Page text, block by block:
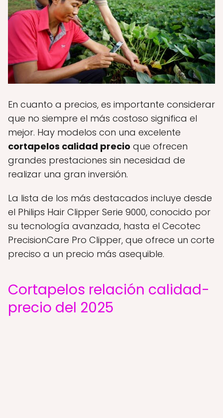
En cuanto a precios, es importante considerar
que no siempre el más costoso significa el
mejor. Hay modelos con una excelente
cortapelos calidad precio que ofrecen
grandes prestaciones sin necesidad de
realizar una gran inversión.
La lista de los más destacados incluye desde
el Philips Hair Clipper Serie 9000, conocido por
su tecnología avanzada, hasta el Cecotec
PrecisionCare Pro Clipper, que ofrece un corte
preciso a un precio más asequible.
Cortapelos relación calidad-
precio del 2025